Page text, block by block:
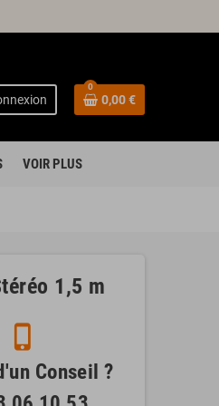
0
0,00 €
VOIR PLUS
1,5 m
phone_iphone
Conseil ?